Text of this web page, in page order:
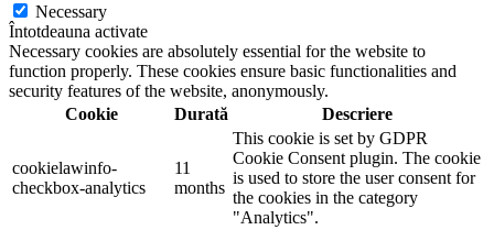
Necessary
Întotdeauna activate
Necessary cookies are absolutely essential for the website to
function properly. These cookies ensure basic functionalities and
security features of the website, anonymously.
Cookie
Durată Descriere
cookielawinfo-
checkbox-analytics
11
months
This cookie is set by GDPR
Cookie Consent plugin. The cookie
is used to store the user consent for
the cookies in the category
"Analytics".